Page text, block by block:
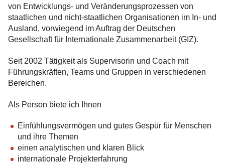
von Entwicklungs- und Veränderungsprozessen von
staatlichen und nicht-staatlichen Organisationen im In- und
Ausland, vorwiegend im Auftrag der Deutschen
Gesellschaft für Internationale Zusammenarbeit (GIZ).
Seit 2002 Tätigkeit als Supervisorin und Coach mit
Führungskräften, Teams und Gruppen in verschiedenen
Bereichen.
Als Person biete ich Ihnen
Einfühlungsvermögen und gutes Gespür für Menschen
und ihre Themen
einen analytischen und klaren Blick
internationale Projekterfahrung